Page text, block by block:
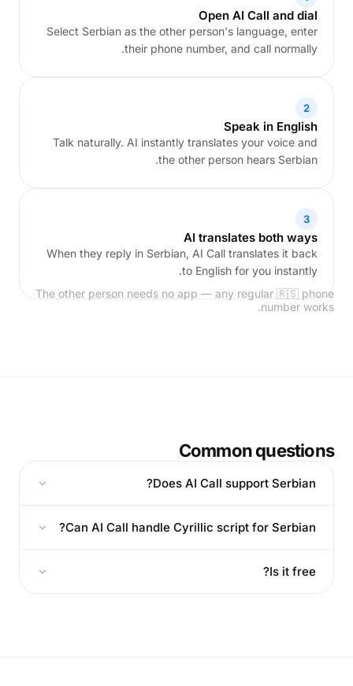
Open AI Call and dial
Select Serbian as the other person's language, enter
their phone number, and call normally.
2
Speak in English
Talk naturally. AI instantly translates your voice and
the other person hears Serbian.
3
AI translates both ways
When they reply in Serbian, AI Call translates it back
to English for you instantly.
The other person needs no app — any regular 🇷🇸 phone
number works.
Common questions
Does AI Call support Serbian?
Can AI Call handle Cyrillic script for Serbian?
Is it free?